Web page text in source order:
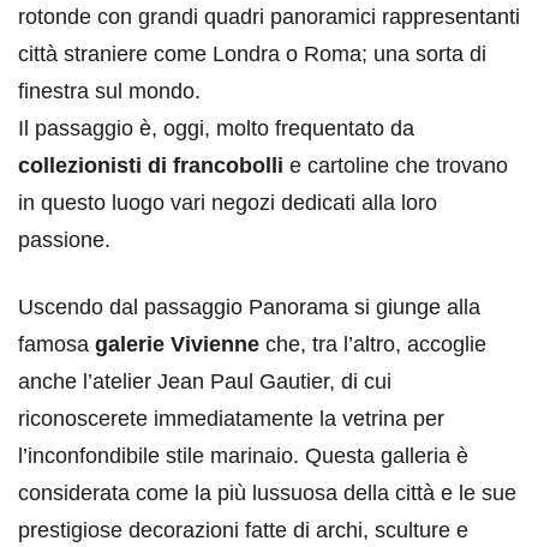
rotonde con grandi quadri panoramici rappresentanti
città straniere come Londra o Roma; una sorta di
finestra sul mondo.
Il passaggio è, oggi, molto frequentato da
collezionisti di francobolli e cartoline che trovano
in questo luogo vari negozi dedicati alla loro
passione.
Uscendo dal passaggio Panorama si giunge alla
famosa galerie Vivienne che, tra l’altro, accoglie
anche l’atelier Jean Paul Gautier, di cui
riconoscerete immediatamente la vetrina per
l’inconfondibile stile marinaio. Questa galleria è
considerata come la più lussuosa della città e le sue
prestigiose decorazioni fatte di archi, sculture e